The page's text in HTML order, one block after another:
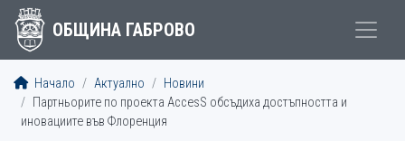
ОБЩИНА ГАБРОВО
Начало Актуално
Новини
Партньорите по проекта AccesS обсъдиха достъпността и
иновациите във Флоренция